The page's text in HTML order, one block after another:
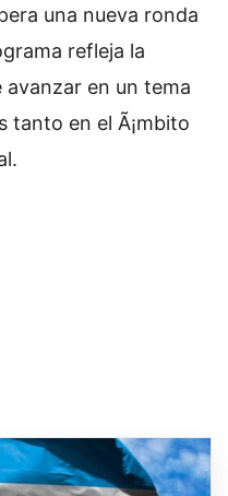
una nueva ronda
refleja la
avanzar en un tema
tanto en el Ã¡mbito